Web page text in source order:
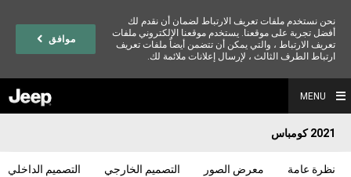
نحن نستخدم ملفات تعريف الارتباط لضمان أن نقدم لك
أفضل تجربة على موقعنا. يستخدم موقعنا الإلكتروني ملفات
تعريف الارتباط ، والتي يمكن أن تتضمن أيضاً ملفات تعريف
ارتباط الطرف الثالث ، لإرسال إعلانات ملائمة لك.
موافق
MENU
2021 كومباس
نظرة عامة معرض الصور التصميم الخارجي التصميم الداخلي